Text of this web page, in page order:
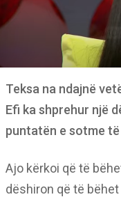
Teksa na ndajnë
Efi ka shprehur një
puntatën e sotme të
Ajo kërkoi që të
dëshiron që të